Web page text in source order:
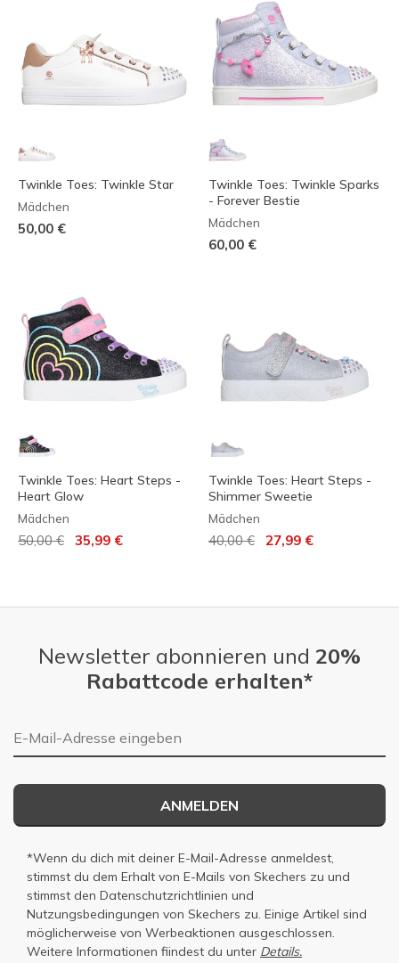
Twinkle Toes: Twinkle Star
Mädchen
50,00 €
Twinkle Toes: Twinkle Sparks
- Forever Bestie
Mädchen
60,00 €
Twinkle Toes: Heart Steps -
Heart Glow
Mädchen
Reduziert von
50,00 € auf
35,99 €
Twinkle Toes: Heart Steps -
Shimmer Sweetie
Mädchen
Reduziert von
40,00 € auf
27,99 €
Newsletter abonnieren und 20%
Rabattcode erhalten*
E-Mail-Adresse
ANMELDEN
*Wenn du dich mit deiner E-Mail-Adresse anmeldest,
stimmst du dem Erhalt von E-Mails von Skechers zu und
stimmst den Datenschutzrichtlinien und
Nutzungsbedingungen von Skechers zu. Einige Artikel sind
möglicherweise von Werbeaktionen ausgeschlossen.
Weitere Informationen fiindest du unter Details.